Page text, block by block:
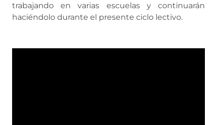
trabajando en varias escuelas y continuarán
haciéndolo durante el presente ciclo lectivo.